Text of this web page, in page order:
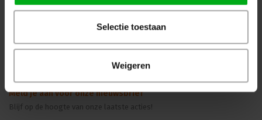
Selectie toestaan
Weigeren
Meld je aan voor onze nieuwsbrief
Blijf op de hoogte van onze laatste acties!